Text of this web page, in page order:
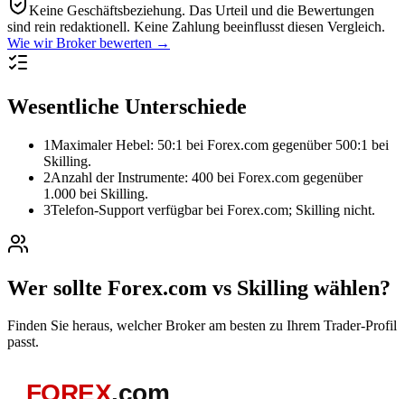
Keine Geschäftsbeziehung. Das Urteil und die Bewertungen
sind rein redaktionell. Keine Zahlung beeinflusst diesen Vergleich.
Wie wir Broker bewerten →
Wesentliche Unterschiede
1Maximaler Hebel: 50:1 bei Forex.com gegenüber 500:1 bei
Skilling.
2Anzahl der Instrumente: 400 bei Forex.com gegenüber
1.000 bei Skilling.
3Telefon-Support verfügbar bei Forex.com; Skilling nicht.
Wer sollte Forex.com vs Skilling wählen?
Finden Sie heraus, welcher Broker am besten zu Ihrem Trader-Profil
passt.